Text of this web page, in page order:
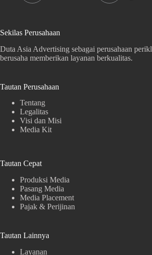
Sekilas Perusahaan
Duta Asia Advertising sebagai perusahaan
berusaha memberikan layanan berkualitas.
Tautan Perusahaan
Tentang
Legalitas
Visi dan Misi
Media Kit
Tautan Cepat
Produksi Media
Pasang Media
Media Placement
Pajak & Perijinan
Tautan Lainnya
Layanan